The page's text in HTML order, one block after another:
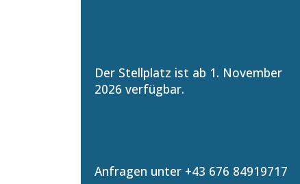
Der Stellplatz ist ab 1. November
2026 verfügbar.
Anfragen unter +43 676 84919717